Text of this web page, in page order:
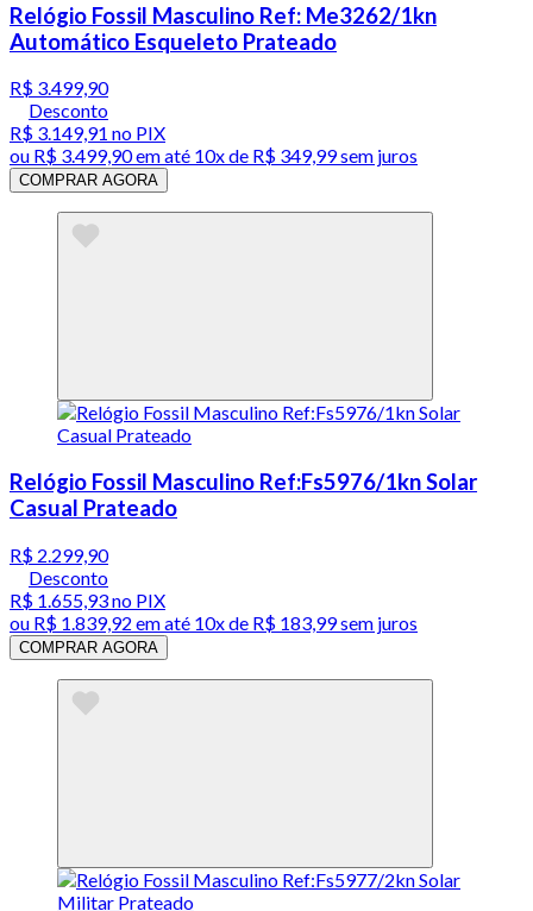
Relógio Fossil Masculino Ref: Me3262/1kn
Automático Esqueleto Prateado
R$ 3.499,90
Desconto
R$ 3.149,91 no PIX
ou R$ 3.499,90em até 10x de R$ 349,99 sem juros
COMPRAR AGORA
Relógio Fossil Masculino Ref:Fs5976/1kn Solar
Casual Prateado
R$ 2.299,90
Desconto
R$ 1.655,93no PIX
ou R$ 1.839,92 em até 10x de R$ 183,99 sem juros
COMPRAR AGORA